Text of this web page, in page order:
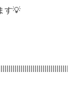
す💡